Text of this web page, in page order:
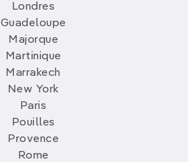
Londres
Guadeloupe
Majorque
Martinique
Marrakech
New York
Paris
Pouilles
Provence
Rome